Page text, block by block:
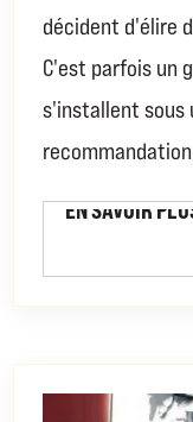
décident d'élire
C'est parfois un
s'installent sous
recommandation
EN SAVOIR